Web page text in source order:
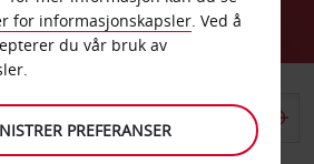
for informasjonskapsler. Ved å
du vår bruk av
PREFERANSER